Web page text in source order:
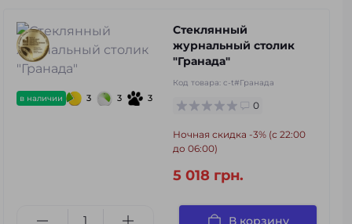
в наличии 3 3 3
Стеклянный
журнальный столик
"Гранада"
Код товара: c-t#Гранада
0
Ночная скидка -3% (с 22:00
до 06:00)
5 018 грн.
В корзину